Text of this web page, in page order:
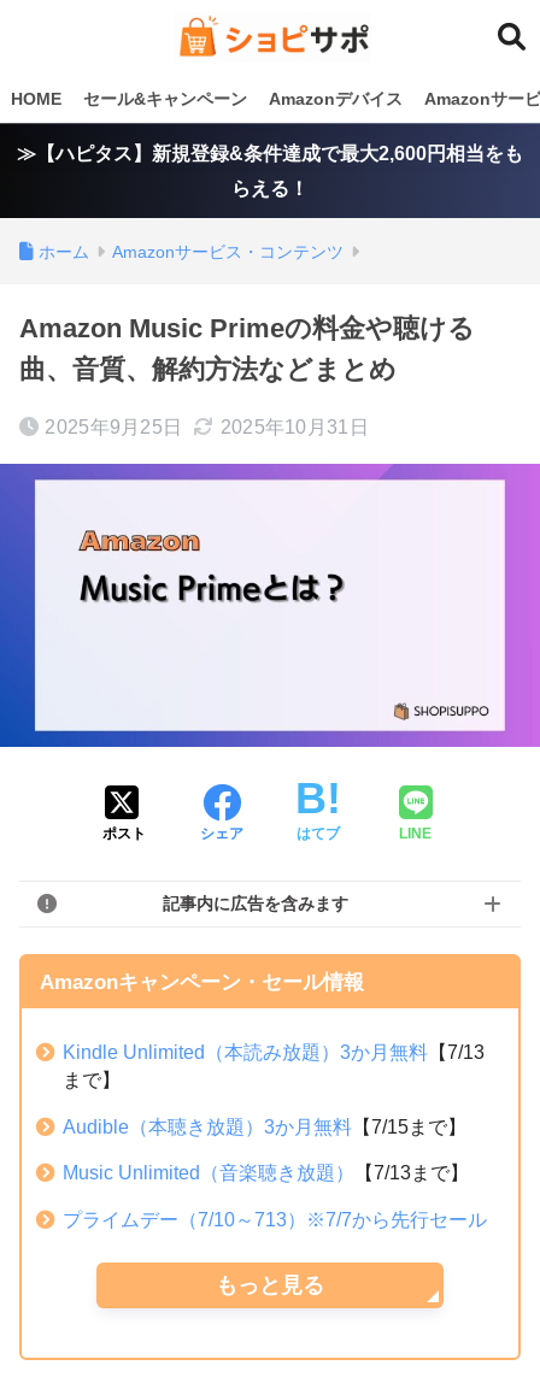
HOME セール&キャンペーン Amazonデバイス Amazonサー
≫【ハピタス】新規登録&条件達成で最大2,600円相当をも
らえる！
ホーム Amazonサービス・コンテンツ
Amazon Music Primeの料金や聴ける
曲、音質、解約方法などまとめ
2025年9月25日 2025年10月31日
ポスト シェア はてブ LINE
記事内に広告を含みます
Amazonキャンペーン・セール情報
Kindle Unlimited（本読み放題）3か月無料 【7/13
まで】
Audible（本聴き放題）3か月無料 【7/15まで】
Music Unlimited（音楽聴き放題） 【7/13まで】
プライムデー（7/10～713）※7/7から先行セール
もっと見る